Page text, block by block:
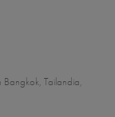
Bangkok, Tailandia,